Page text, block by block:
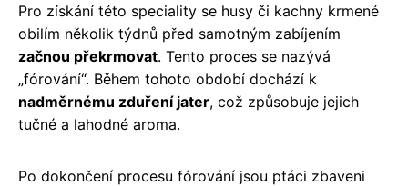
Pro získání této speciality se husy či kachny krmené
obilím několik týdnů před samotným zabíjením
začnou překrmovat. Tento proces se nazývá
„fórování“. Během tohoto období dochází k
nadměrnému zduření jater, což způsobuje jejich
tučné a lahodné aroma.
Po dokončení procesu fórování jsou ptáci zbaveni